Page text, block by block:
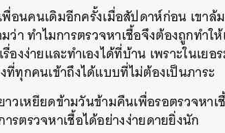
อนคนเดิมอีกครั้งเมื่อสัปดาห์ก่อน เขาล้
า ทำไมการตรวจหาเชื้อจึงต้องถูกทำใ
องง่ายและทำเองได้ที่บ้าน เพราะในเย
ที่ทุกคนเข้าถึงได้แบบที่ไม่ต้องเป็นภาระ
วเหยียดข้ามวันข้ามคืนเพื่อรอตรวจหา
รตรวจหาเชื้อได้อย่างง่ายดายยิ่งนัก